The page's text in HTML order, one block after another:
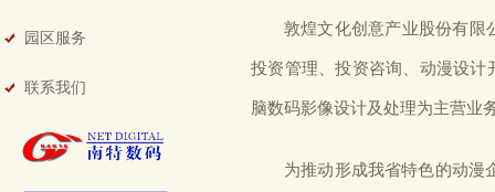
园区服务
联系我们
敦煌文化创意产业股份有限
投资管理、投资咨询、动漫设
脑数码影像设计及处理为主营业
为推动形成我省特色的动漫企